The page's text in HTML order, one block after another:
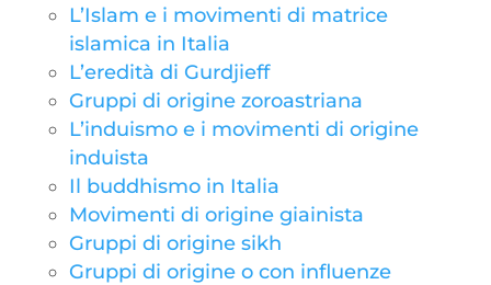
L’Islam e i movimenti di matrice
islamica in Italia
L’eredità di Gurdjieff
Gruppi di origine zoroastriana
L’induismo e i movimenti di origine
induista
Il buddhismo in Italia
Movimenti di origine giainista
Gruppi di origine sikh
Gruppi di origine o con influenze